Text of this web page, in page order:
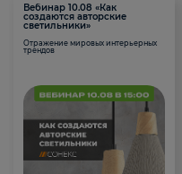
Вебинар 10.08 «Как
создаются авторские
светильники»
Отражение мировых интерьерных
трендов